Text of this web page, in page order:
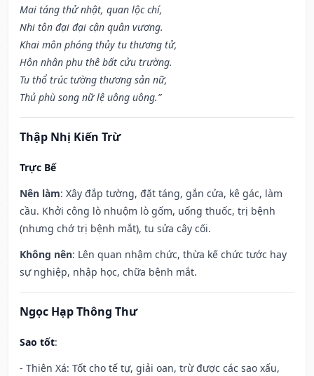
Mai táng thử nhật, quan lộc chí,
Nhi tôn đại đại cận quân vương.
Khai môn phóng thủy tu thương tử,
Hôn nhân phu thê bất cửu trường.
Tu thổ trúc tường thương sản nữ,
Thủ phù song nữ lệ uông uông.”
Thập Nhị Kiến Trừ
Trực Bế
Nên làm: Xây đắp tường, đặt táng, gắn cửa, kê gác, làm
cầu. Khởi công lò nhuộm lò gốm, uống thuốc, trị bệnh
(nhưng chớ trị bệnh mắt), tu sửa cây cối.
Không nên: Lên quan nhậm chức, thừa kế chức tước hay
sự nghiệp, nhập học, chữa bệnh mắt.
Ngọc Hạp Thông Thư
Sao tốt:
- Thiên Xá: Tốt cho tế tự, giải oan, trừ được các sao xấu,